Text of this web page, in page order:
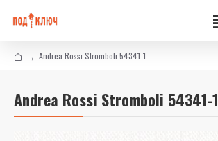
Andrea Rossi Stromboli 54341-1
Andrea Rossi Stromboli 54341-1